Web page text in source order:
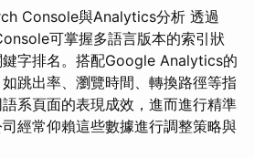
Console與Analytics分析 透過
可掌握多語言版本的索引狀
字排名。搭配Google Analytics的
跳出率、瀏覽時間、轉換路徑等指
系頁面的表現成效，進而進行精準
經常仰賴這些數據進行調整策略與